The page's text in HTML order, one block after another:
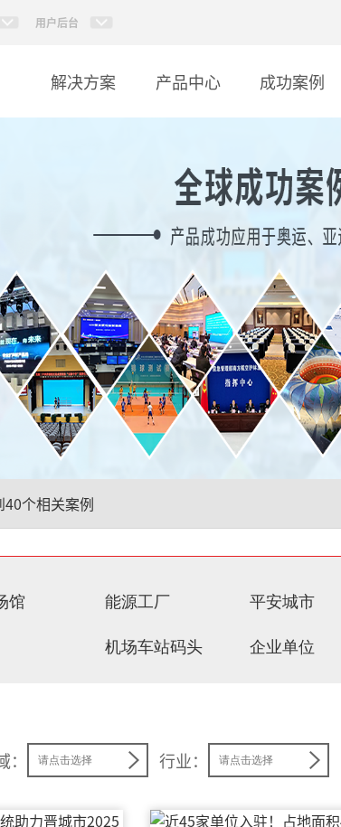
用户后台
解决方案 产品中心 成功案例
40个相关案例
馆 能源工厂 平安城市
机场车站码头 企业单位
行业：